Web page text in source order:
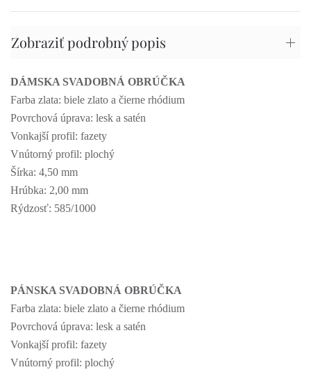
Zobraziť podrobný popis
DÁMSKA SVADOBNÁ OBRÚČKA
Farba zlata: biele zlato a čierne rhódium
Povrchová úprava: lesk a satén
Vonkajší profil: fazety
Vnútorný profil: plochý
Šírka: 4,50 mm
Hrúbka: 2,00 mm
Rýdzosť: 585/1000
PÁNSKA SVADOBNÁ OBRÚČKA
Farba zlata: biele zlato a čierne rhódium
Povrchová úprava: lesk a satén
Vonkajší profil: fazety
Vnútorný profil: plochý